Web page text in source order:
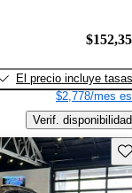
El precio incluye tasas
$2,778/mes
Verif. disponibilidad